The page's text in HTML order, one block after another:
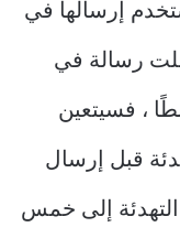
إرسالها في
رسالة في
، فسيتعين
قبل إرسال
إلى خمس